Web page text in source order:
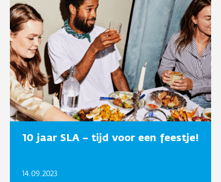
10 jaar SLA – tijd voor een feestje!
14.09.2023